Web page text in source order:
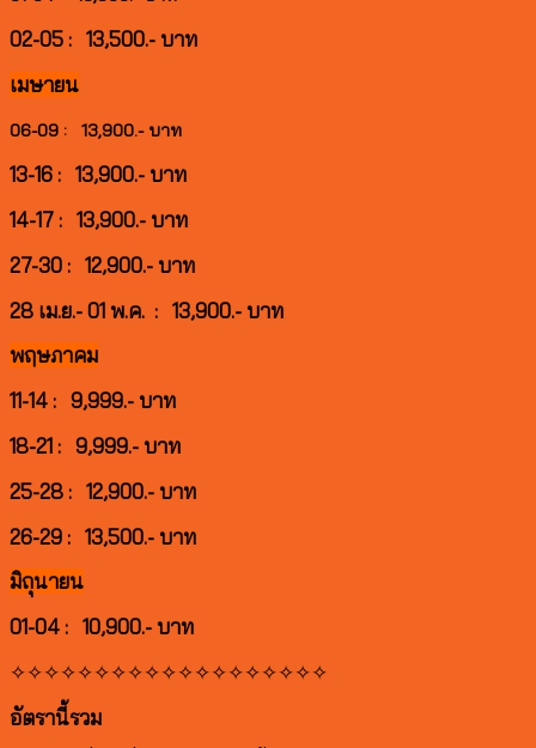
02-05 : 13,500.- บาท
เมษายน
06-09 : 13,900.- บาท
13-16 : 13,900.- บาท
14-17 : 13,900.- บาท
27-30 : 12,900.- บาท
28 เม.ย.- 01 พ.ค. : 13,900.- บาท
พฤษภาคม
11-14 : 9,999.- บาท
18-21 : 9,999.- บาท
25-28 : 12,900.- บาท
26-29 : 13,500.- บาท
มิถุนายน
01-04 : 10,900.- บาท
✧✧✧✧✧✧✧✧✧✧✧✧✧✧✧✧✧✧✧
อัตรานี้รวม